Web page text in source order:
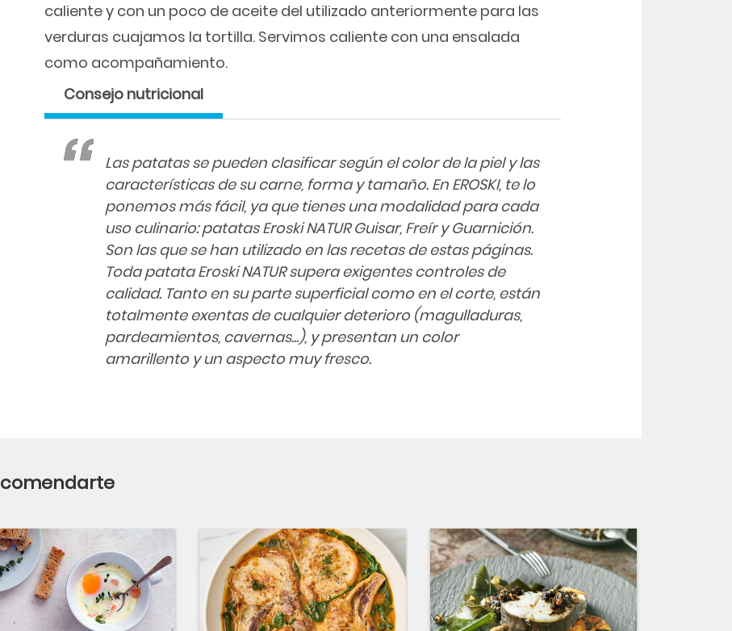
caliente y con un poco de aceite del utilizado anteriormente para las
verduras cuajamos la tortilla. Servimos caliente con una ensalada
como acompañamiento.
Consejo nutricional
Las patatas se pueden clasificar según el color de la piel y las
características de su carne, forma y tamaño. En EROSKI, te lo
ponemos más fácil, ya que tienes una modalidad para cada
uso culinario: patatas Eroski NATUR Guisar, Freír y Guarnición.
Son las que se han utilizado en las recetas de estas páginas.
Toda patata Eroski NATUR supera exigentes controles de
calidad. Tanto en su parte superficial como en el corte, están
totalmente exentas de cualquier deterioro (magulladuras,
pardeamientos, cavernas...), y presentan un color
amarillento y un aspecto muy fresco.